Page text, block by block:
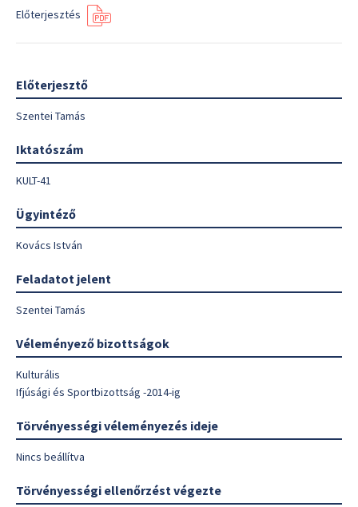
Előterjesztés
Előterjesztő
Szentei Tamás
Iktatószám
KULT-41
Ügyintéző
Kovács István
Feladatot jelent
Szentei Tamás
Véleményező bizottságok
Kulturális
Ifjúsági és Sportbizottság -2014-ig
Törvényességi véleményezés ideje
Nincs beállítva
Törvényességi ellenőrzést végezte